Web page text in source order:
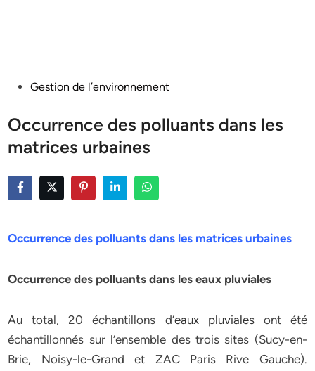
PostedGestion de l’environnement
Occurrence des polluants dans les
matrices urbaines
Occurrence des polluants dans les matrices urbaines
Occurrence des polluants dans les eaux pluviales
Au total, 20 échantillons d’eaux pluvialesont été
échantillonnés sur l’ensemble des trois sites (Sucy-en-
Brie, Noisy-le-Grand et ZAC Paris Rive Gauche).